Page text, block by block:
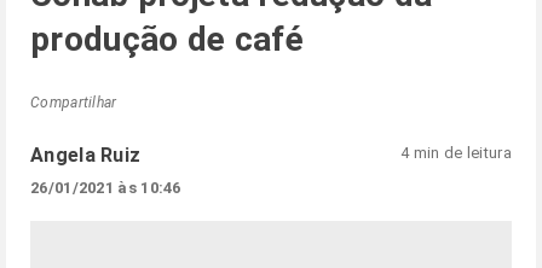
produção de café
Compartilhar
Angela Ruiz
26/01/2021 às 10:46
4 min de leitura